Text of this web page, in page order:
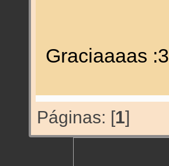
Graciaaaas :3
Páginas: [1]